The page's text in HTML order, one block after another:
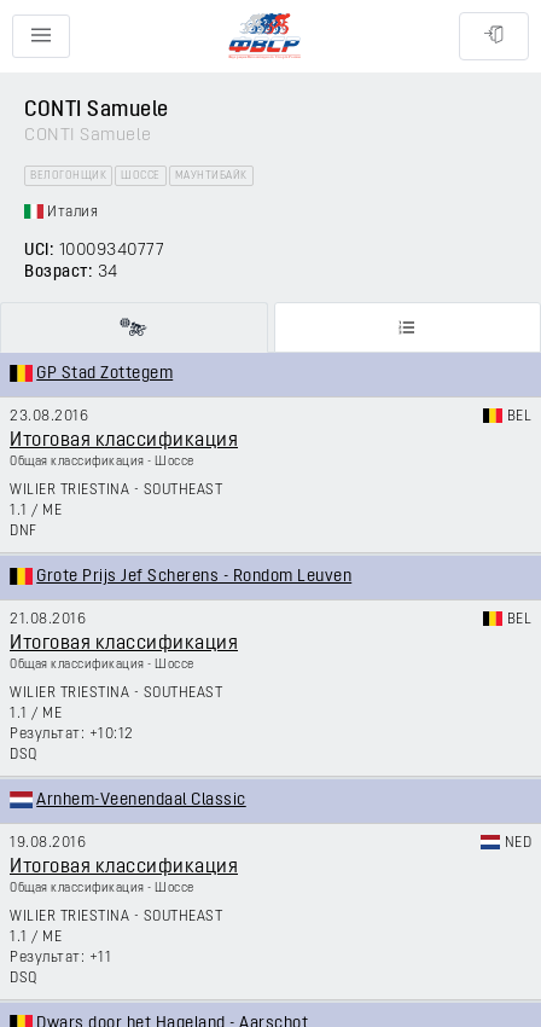
CONTI Samuele
CONTI Samuele
ВЕЛОГОНЩИК ШОССЕ МАУНТИБАЙК
Италия
UCI: 10009340777
Возраст: 34
GP Stad Zottegem
23.08.2016 BEL
Итоговая классификация
Общая классификация - Шоссе
WILIER TRIESTINA - SOUTHEAST
1.1 / ME
DNF
Grote Prijs Jef Scherens - Rondom Leuven
21.08.2016 BEL
Итоговая классификация
Общая классификация - Шоссе
WILIER TRIESTINA - SOUTHEAST
1.1 / ME
+10:12
DSQ
Arnhem-Veenendaal Classic
19.08.2016 NED
Итоговая классификация
Общая классификация - Шоссе
WILIER TRIESTINA - SOUTHEAST
1.1 / ME
+11
DSQ